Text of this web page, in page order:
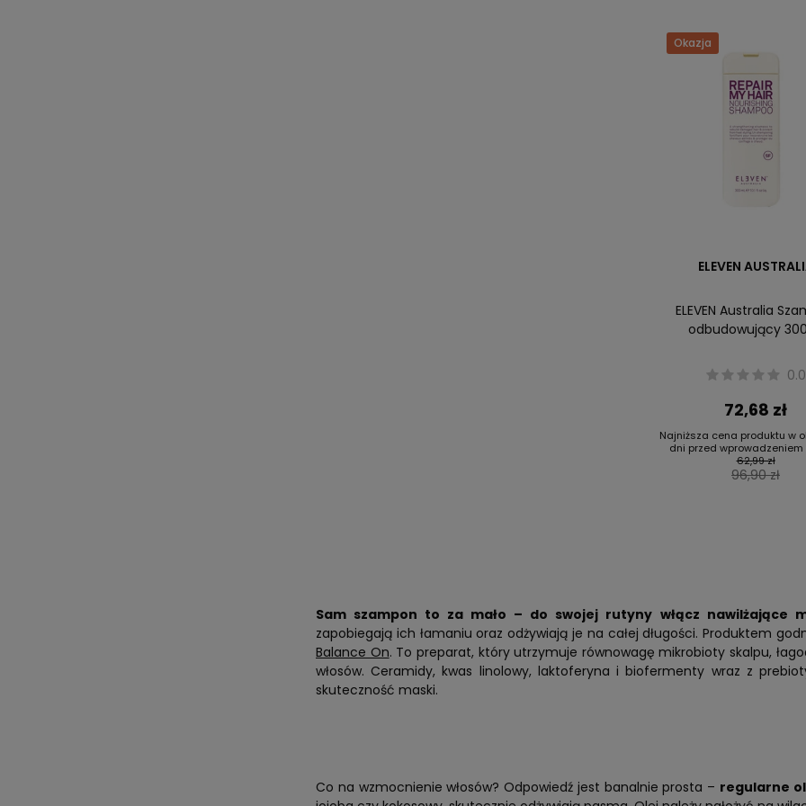
Okazja
ELEVEN
ELEVEN Australia
odbudowujący
0.0
72,68 zł
Najniższa cena produktu w
dni przed wprowadzeniem
62,99 zł
96,90 zł
Sam szampon to za mało – do swojej rutyny włącz nawilżające
zapobiegają ich łamaniu oraz odżywiają je na całej długości. Produktem
Balance On. To preparat, który utrzymuje równowagę mikrobioty skalpu,
włosów. Ceramidy, kwas linolowy, laktoferyna i biofermenty wraz z
skuteczność maski.
Co na wzmocnienie włosów? Odpowiedź jest banalnie prosta – regularne